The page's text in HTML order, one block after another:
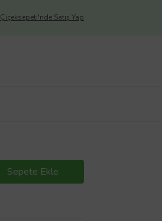
Çiçeksepeti'nde Satış Yap
Sepete Ekle